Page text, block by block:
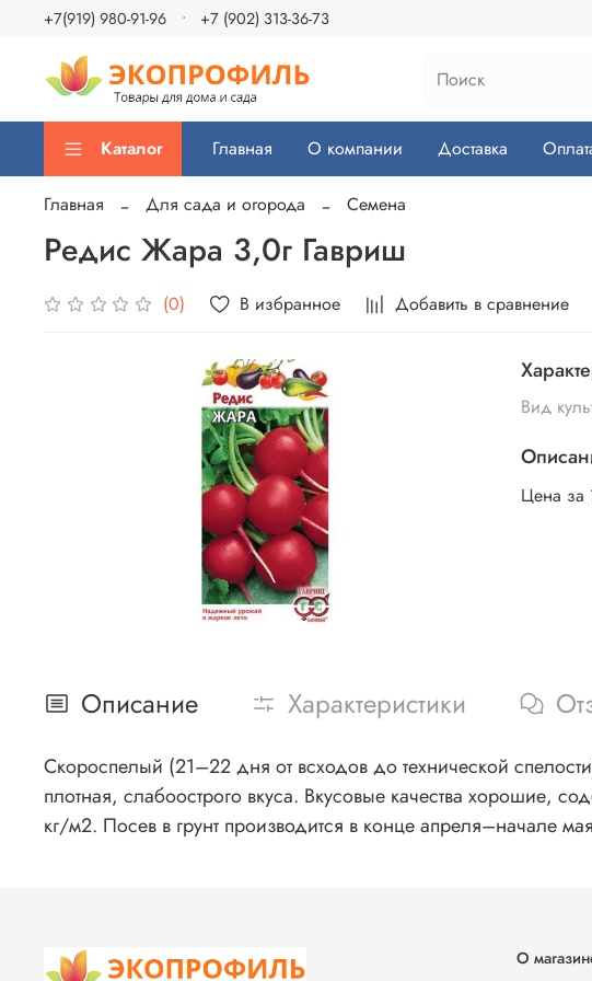
+7(919) 980-91-96 +7 (902) 313-36-73
Каталог Главная О компании Доставка
Главная Для сада и огорода Семена
Редис Жара 3,0г Гавриш
(0) В избранное Добавить в сравнение
Вид
Цена за
Описание Характеристики
Скороспелый (21–22 дня от всходов до технической
плотная, слабоострого вкуса. Вкусовые качества хорошие,
кг/м2. Посев в грунт производится в конце апреля–начале
О